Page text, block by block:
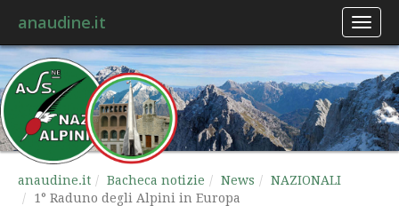
anaudine.it
anaudine.it Bacheca notizie News
NAZIONALI
1° Raduno degli Alpini in Europa